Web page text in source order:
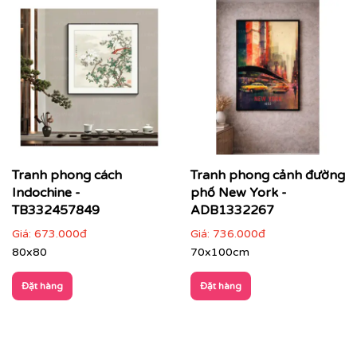
Phòng ngủ: chọn tranh phong cảnh nhẹ nhàng,
gam màu dịu để tạo sự thư thái
Tranh phong cách
Indochine -
TB332457849
Giá: 673.000đ
80x80
Đặt hàng
Tranh phong cảnh đường
phố New York -
ADB1332267
Giá: 736.000đ
70x100cm
Đặt hàng